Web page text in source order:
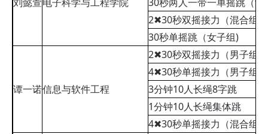
2✖30秒双摇接力（混合组)
30秒单摇跳（女子组)
谭一诺信息与软件工程
2✖30秒双摇接力（男子组)
4✖30秒单摇接力（男子组)
3分钟10人长绳8字跳
1分钟10人长绳集体跳
4✖30秒单摇接力（混合组)